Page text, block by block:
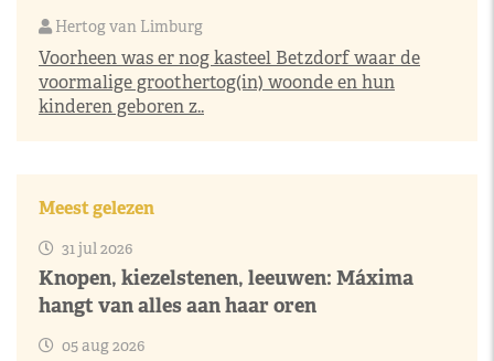
Hertog van Limburg
Voorheen was er nog kasteel Betzdorf waar de
voormalige groothertog(in) woonde en hun
kinderen geboren z..
Meest gelezen
31 jul 2026
Knopen, kiezelstenen, leeuwen: Máxima
hangt van alles aan haar oren
05 aug 2026